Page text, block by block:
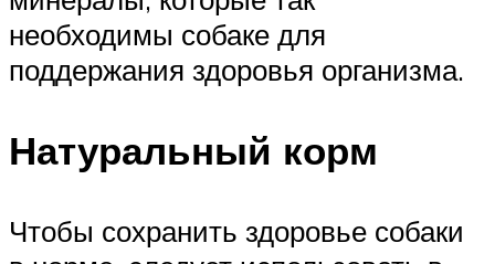
необходимы собаке для
поддержания здоровья организма.
Натуральный корм
Чтобы сохранить здоровье собаки